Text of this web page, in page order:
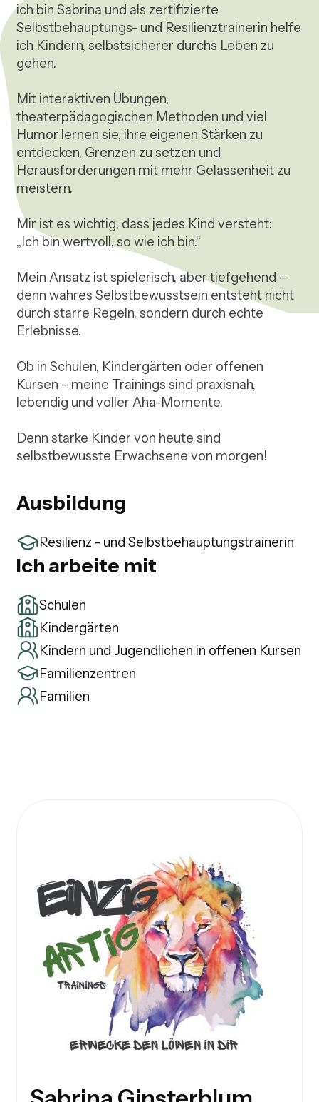
ich bin Sabrina und als zertifizierte
Selbstbehauptungs- und Resilienztrainerin helfe
ich Kindern, selbstsicherer durchs Leben zu
gehen.
Mit interaktiven Übungen,
theaterpädagogischen Methoden und viel
Humor lernen sie, ihre eigenen Stärken zu
entdecken, Grenzen zu setzen und
Herausforderungen mit mehr Gelassenheit zu
meistern.
Mir ist es wichtig, dass jedes Kind versteht:
„Ich bin wertvoll, so wie ich bin.“
Mein Ansatz ist spielerisch, aber tiefgehend –
denn wahres Selbstbewusstsein entsteht nicht
durch starre Regeln, sondern durch echte
Erlebnisse.
Ob in Schulen, Kindergärten oder offenen
Kursen – meine Trainings sind praxisnah,
lebendig und voller Aha-Momente.
Denn starke Kinder von heute sind
selbstbewusste Erwachsene von morgen!
Ausbildung
Resilienz - und Selbstbehauptungstrainerin
Ich arbeite mit
Schulen
Kindergärten
Kindern und Jugendlichen in offenen Kursen
Familienzentren
Familien